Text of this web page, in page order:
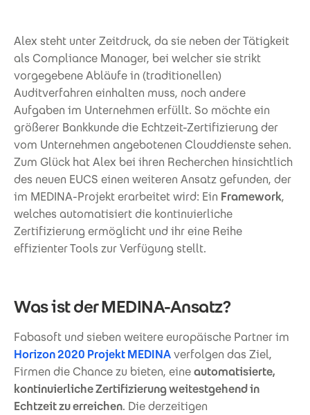
Alex steht unter Zeitdruck, da sie neben der Tätigkeit
als Compliance Manager, bei welcher sie strikt
vorgegebene Abläufe in (traditionellen)
Auditverfahren einhalten muss, noch andere
Aufgaben im Unternehmen erfüllt. So möchte ein
größerer Bankkunde die Echtzeit-Zertifizierung der
vom Unternehmen angebotenen Clouddienste sehen.
Zum Glück hat Alex bei ihren Recherchen hinsichtlich
des neuen EUCS einen weiteren Ansatz gefunden, der
im MEDINA-Projekt erarbeitet wird: Ein Framework,
welches automatisiert die kontinuierliche
Zertifizierung ermöglicht und ihr eine Reihe
effizienter Tools zur Verfügung stellt.
Was ist der MEDINA-Ansatz?
Fabasoft und sieben weitere europäische Partner im
Horizon 2020 Projekt MEDINAverfolgen das Ziel,
Firmen die Chance zu bieten, eineautomatisierte,
kontinuierliche Zertifizierung weitestgehend in
Echtzeit zu erreichen. Die derzeitigen